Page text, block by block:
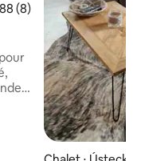
moyenne sur la
(8)